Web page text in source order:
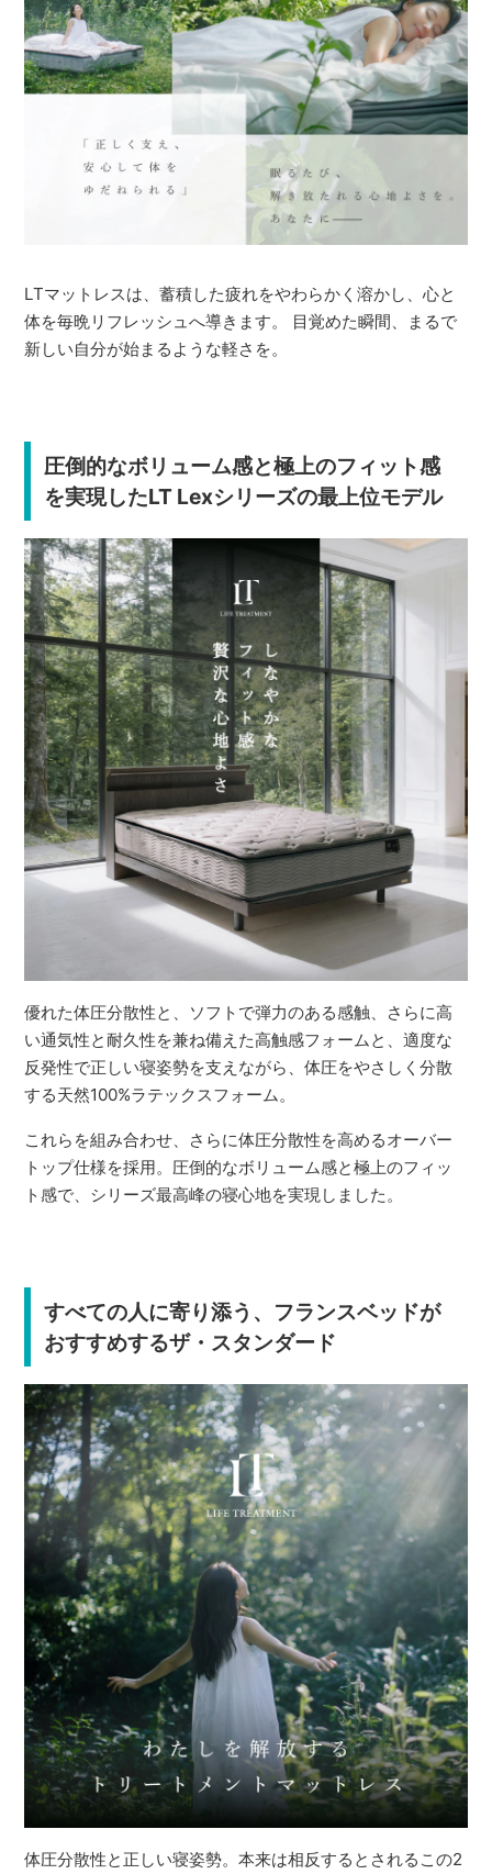
LTマットレスは、蓄積した疲れをやわらかく溶かし、心と
体を毎晩リフレッシュへ導きます。 目覚めた瞬間、まるで
新しい自分が始まるような軽さを。
圧倒的なボリューム感と極上のフィット感
を実現したLT Lexシリーズの最上位モデル
優れた体圧分散性と、ソフトで弾力のある感触、さらに高
い通気性と耐久性を兼ね備えた高触感フォームと、適度な
反発性で正しい寝姿勢を支えながら、体圧をやさしく分散
する天然100%ラテックスフォーム。
これらを組み合わせ、さらに体圧分散性を高めるオーバー
トップ仕様を採用。圧倒的なボリューム感と極上のフィッ
ト感で、シリーズ最高峰の寝心地を実現しました。
すべての人に寄り添う、フランスベッドが
おすすめするザ・スタンダード
体圧分散性と正しい寝姿勢。本来は相反するとされるこの2